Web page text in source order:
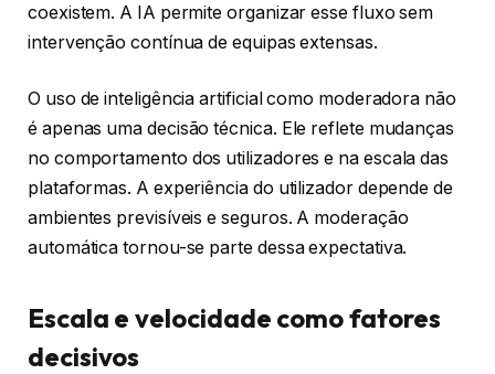
coexistem. A IA permite organizar esse fluxo sem
intervenção contínua de equipas extensas.
O uso de inteligência artificial como moderadora não
é apenas uma decisão técnica. Ele reflete mudanças
no comportamento dos utilizadores e na escala das
plataformas. A experiência do utilizador depende de
ambientes previsíveis e seguros. A moderação
automática tornou-se parte dessa expectativa.
Escala e velocidade como fatores
decisivos